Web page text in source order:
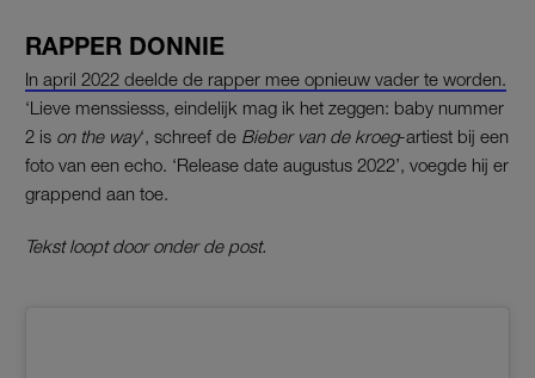
RAPPER DONNIE
In april 2022 deelde de rapper mee opnieuw vader te worden.
‘Lieve menssiesss, eindelijk mag ik het zeggen: baby nummer
2 is on the way‘, schreef de Bieber van de kroeg-artiest bij een
foto van een echo. ‘Release date augustus 2022’, voegde hij er
grappend aan toe.
Tekst loopt door onder de post.